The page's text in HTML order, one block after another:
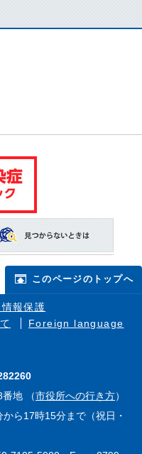
このページのトップへ
報保護
Foreign language
地 （市役所への行き方）
ら17時15分まで（祝日・